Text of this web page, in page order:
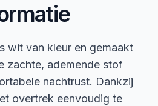
wit van kleur en gemaakt
zachte, ademende stof
nachtrust. Dankzij
overtrek eenvoudig te